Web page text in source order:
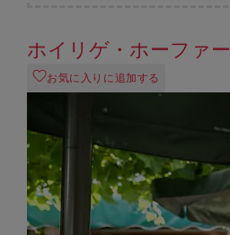
ホイリゲ・ホーファー
お気に入りに追加する